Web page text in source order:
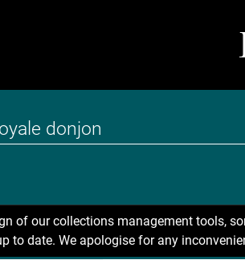
of our collections management tools,
to date. We apologise for any